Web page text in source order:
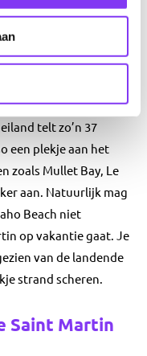
snorkelen in de
voor het
Neem een
op een zeilboot of
ontdekt hier prachtige
telt zo’n 37
een plekje aan het
zoals Mullet Bay, Le
aan. Natuurlijk mag
Beach niet
op vakantie gaat. Je
van de landende
strand scheren.
Saint Martin